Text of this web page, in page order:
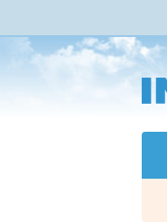
Přejít
na
hlavní
obsah